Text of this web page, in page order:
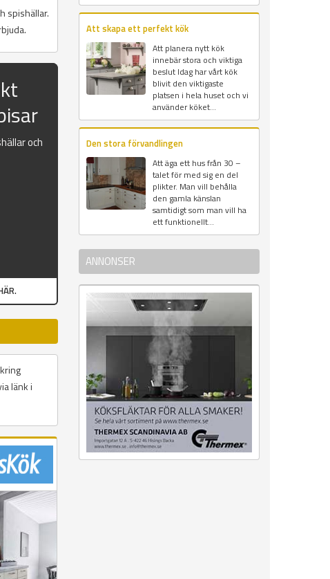
spishällar.
och
länk i
Att skapa ett perfekt kök
Att planera nytt kök
innebär stora och viktiga
beslut Idag har vårt kök
blivit den viktigaste
platsen i hela huset och vi
använder köket...
Den stora förvandlingen
Att äga ett hus från 30 –
talet för med sig en del
plikter. Man vill behålla
den gamla känslan
samtidigt som man vill ha
ett funktionellt...
ANNONSER